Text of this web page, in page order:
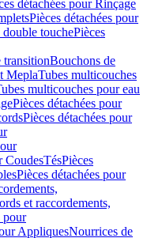
détachées pour Rinçage
Pièces détachées pour
double touchePièces
transitionBouchons de
MeplaTubes multicouches
multicouches pour eau
Pièces détachées pour
Pièces détachées pour
CoudesTésPièces
Pièces détachées pour
et raccordements,
pour
AppliquesNourrices de